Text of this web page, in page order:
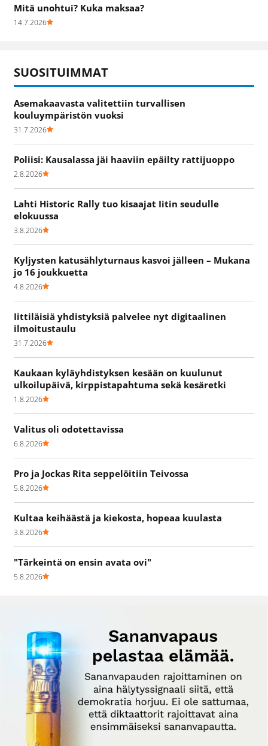
Mitä unohtui? Kuka maksaa?
14.7.2026
SUOSITUIMMAT
Asemakaavasta valitettiin turvallisen
kouluympäristön vuoksi
31.7.2026
Poliisi: Kausalassa jäi haaviin epäilty rattijuoppo
2.8.2026
Lahti Historic Rally tuo kisaajat Iitin seudulle
elokuussa
3.8.2026
Kyljysten katusählyturnaus kasvoi jälleen – Mukana
jo 16 joukkuetta
4.8.2026
Iittiläisiä yhdistyksiä palvelee nyt digitaalinen
ilmoitustaulu
31.7.2026
Kaukaan kyläyhdistyksen kesään on kuulunut
ulkoilupäivä, kirppistapahtuma sekä kesäretki
1.8.2026
Valitus oli odotettavissa
6.8.2026
Pro ja Jockas Rita seppelöitiin Teivossa
5.8.2026
Kultaa keihäästä ja kiekosta, hopeaa kuulasta
3.8.2026
"Tärkeintä on ensin avata ovi"
5.8.2026